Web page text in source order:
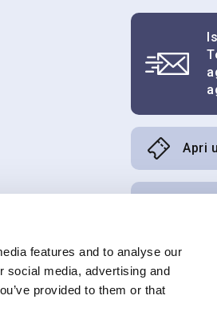
features and to analyse our
social media, advertising and
provided to them or that
all'invio via e-mail, posta, contatti
comunicazioni commerciali su
Apri